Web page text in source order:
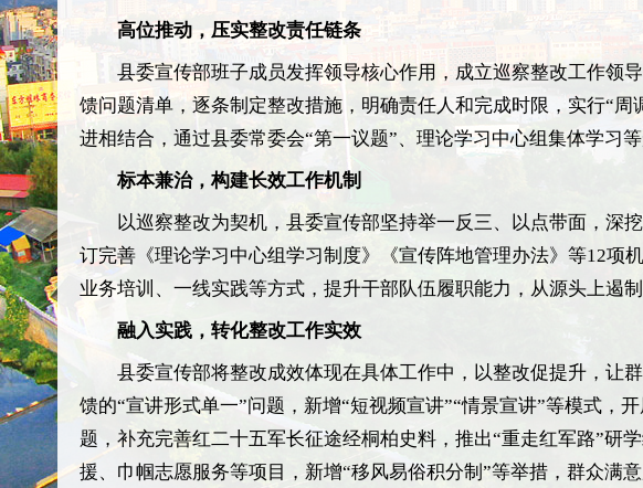
高位推动，压实整改责任链条
县委宣传部班子成员发挥领导核心作用，成立巡察整改工作领
馈问题清单，逐条制定整改措施，明确责任人和完成时限，实行“
进相结合，通过县委常委会“第一议题”、理论学习中心组集体学习
标本兼治，构建长效工作机制
以巡察整改为契机，县委宣传部坚持举一反三、以点带面，深
订完善《理论学习中心组学习制度》《宣传阵地管理办法》等12项
业务培训、一线实践等方式，提升干部队伍履职能力，从源头上遏制
融入实践，转化整改工作实效
县委宣传部将整改成效体现在具体工作中，以整改促提升，让
馈的“宣讲形式单一”问题，新增“短视频宣讲”“情景宣讲”等模式，
题，补充完善红二十五军长征途经桐柏史料，推出“重走红军路”研
援、巾帼志愿服务等项目，新增“移风易俗积分制”等举措，群众满意